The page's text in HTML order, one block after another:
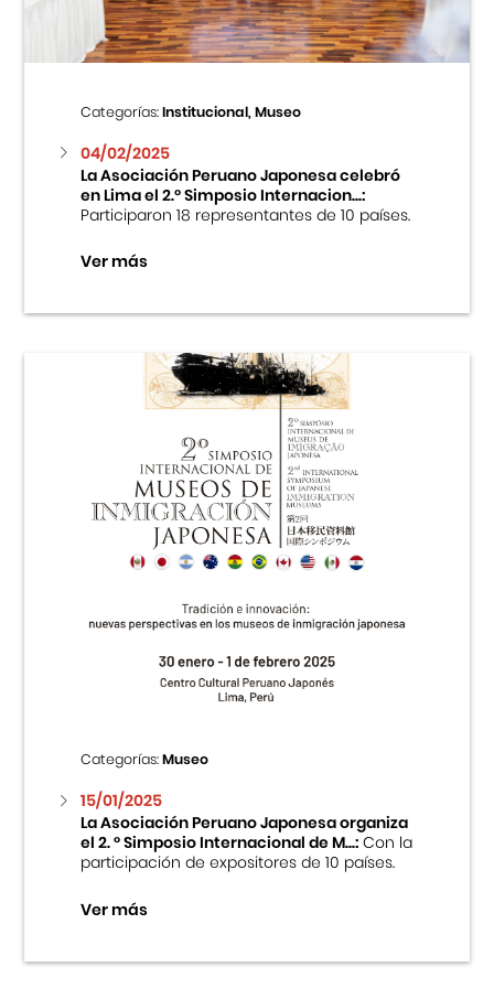
Categorías:Institucional, Museo
04/02/2025
La Asociación Peruano Japonesa celebró
en Lima el 2.º Simposio Internacion...:
Participaron 18 representantes de 10 países.
Ver más
Categorías:Museo
15/01/2025
La Asociación Peruano Japonesa organiza
el 2. ° Simposio Internacional de M...:Con la
participación de expositores de 10 países.
Ver más